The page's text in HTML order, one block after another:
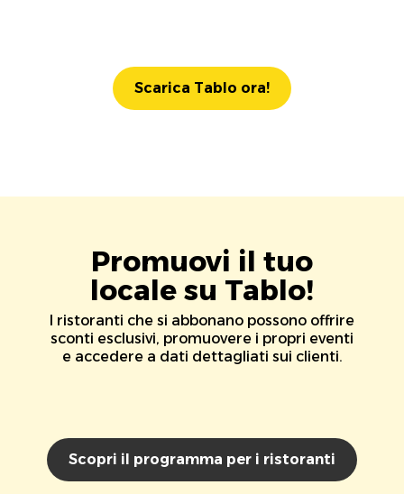
Scarica Tablo ora!
Promuovi il tuo
locale su Tablo!
I ristoranti che si abbonano possono offrire
sconti esclusivi, promuovere i propri eventi
e accedere a dati dettagliati sui clienti.
Scopri il programma per i ristoranti